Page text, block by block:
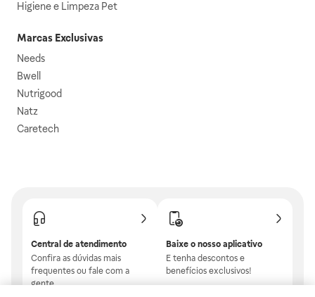
Higiene e Limpeza Pet
Marcas Exclusivas
Needs
Bwell
Nutrigood
Natz
Caretech
Central de atendimento
Confira as dúvidas mais
frequentes ou fale com a
gente.
Baixe o nosso aplicativo
E tenha descontos e
benefícios exclusivos!